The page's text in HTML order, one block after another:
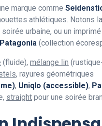
marque comme
athlétiques. Notons
urbaine, ou un
Patagonia (collection
(fluide), mélange lin
, rayures géométriques
, Uniqlo (accessible),
straight pour une soirée